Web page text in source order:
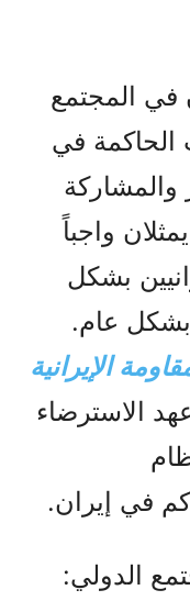
في المجتمع
الحاكمة في
والمشاركة
20 يونيو يمثلان واجباً
بشكل
بشكل عام.
الإيرانية
الاسترضاء
في إيران.
الدولي: